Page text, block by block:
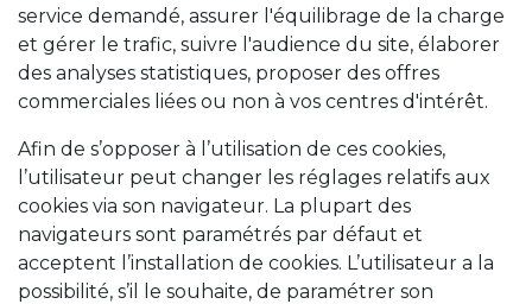
service demandé, assurer l'équilibrage de la charge
et gérer le trafic, suivre l'audience du site, élaborer
des analyses statistiques, proposer des offres
commerciales liées ou non à vos centres d'intérêt.
Afin de s’opposer à l’utilisation de ces cookies,
l’utilisateur peut changer les réglages relatifs aux
cookies via son navigateur. La plupart des
navigateurs sont paramétrés par défaut et
acceptent l’installation de cookies. L’utilisateur a la
possibilité, s’il le souhaite, de paramétrer son